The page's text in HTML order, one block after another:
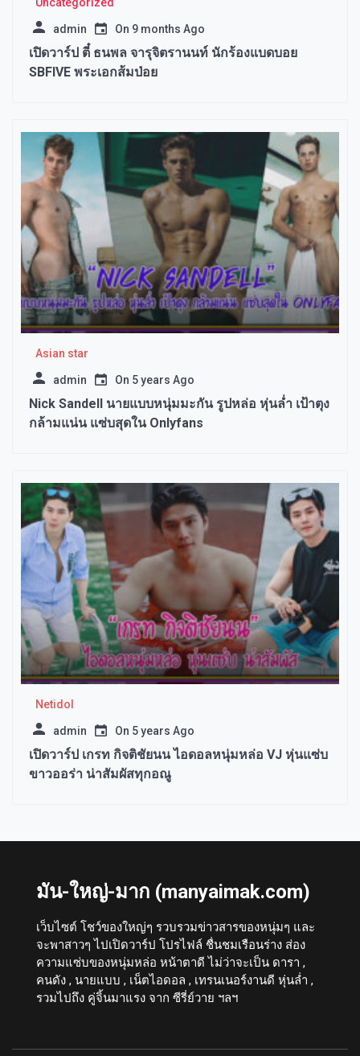
admin On 9 months Ago
เปิดวาร์ป ตี๋ ธนพล จารุจิตรานนท์ นักร้องแบดบอย
SBFIVE พระเอกส้มป่อย
Asian star
admin On 5 years Ago
Nick Sandell นายแบบหนุ่มมะกัน รูปหล่อ หุ่นล่ำ เป้าตุง
กล้ามแน่น แซ่บสุดใน Onlyfans
Netidol
admin On 5 years Ago
เปิดวาร์ป เกรท กิจติชัยนน ไอดอลหนุ่มหล่อ VJ หุ่นแซ่บ
ขาวออร่า น่าสัมผัสทุกอณู
มัน-ใหญ่-มาก (manyaimak.com)
เว็บไซต์ โชว์ของใหญ่ๆ รวบรวมข่าวสารของหนุ่มๆ และ
จะพาสาวๆ ไปเปิดวาร์ป โปรไฟล์ ชื่นชมเรือนร่าง ส่อง
ความแซ่บของหนุ่มหล่อ หน้าตาดี ไม่ว่าจะเป็น ดารา ,
คนดัง , นายแบบ , เน็ตไอดอล , เทรนเนอร์งานดี หุ่นล่ำ ,
รวมไปถึง คู่จิ้นมาแรง จาก ซีรี่ย์วาย ฯลฯ